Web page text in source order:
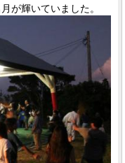
が輝いていました。